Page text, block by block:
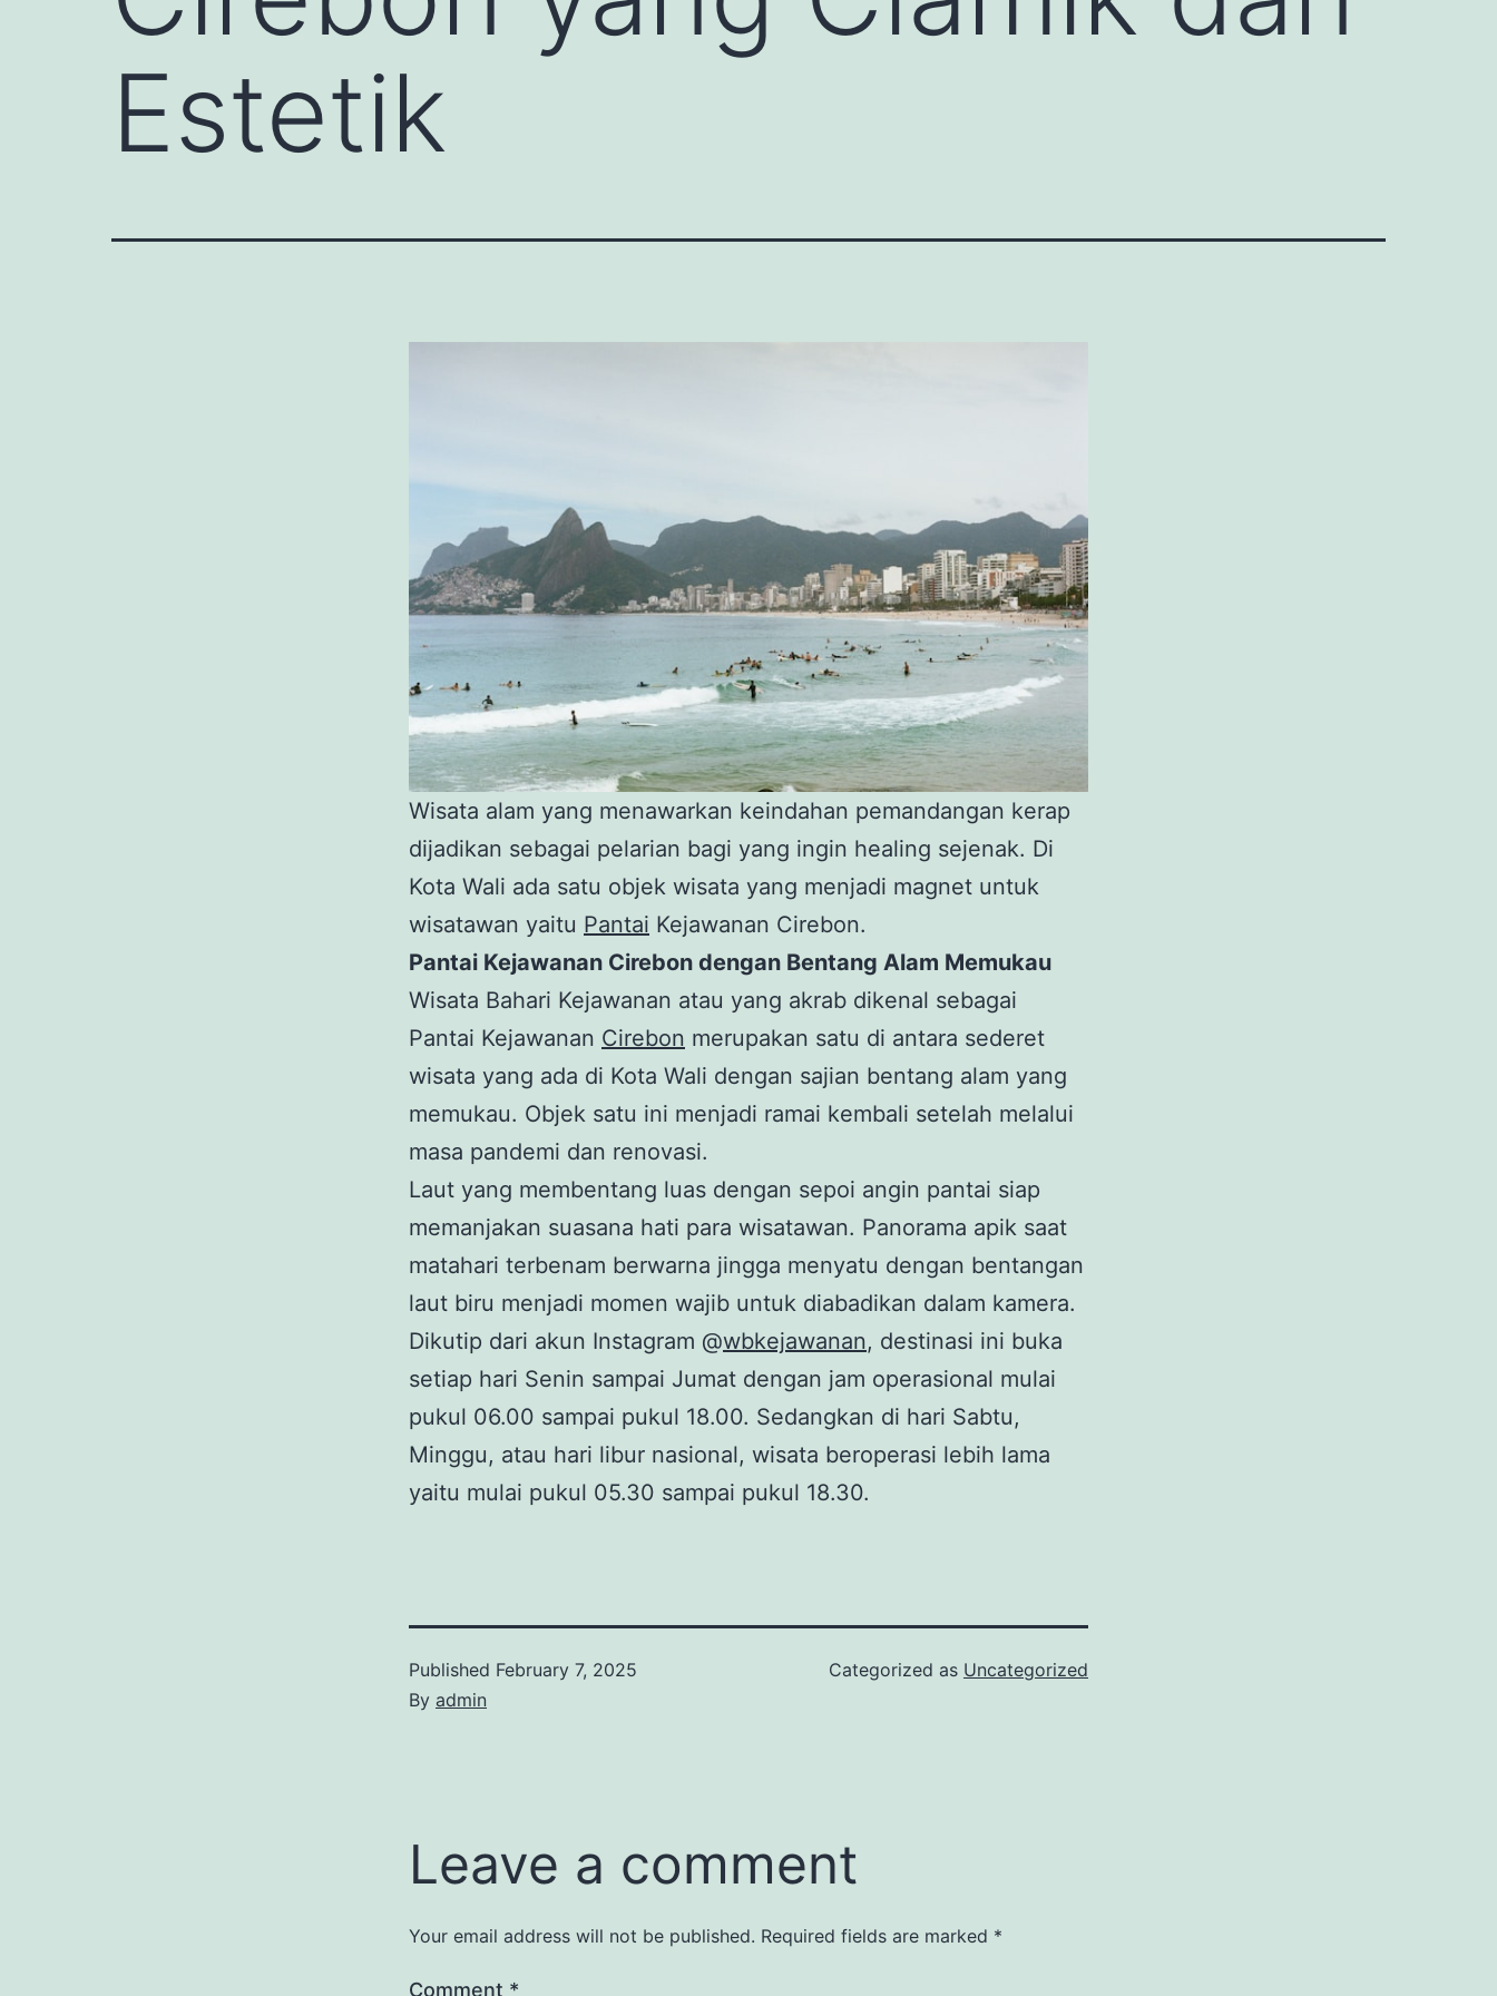
Estetik
Wisata alam yang menawarkan keindahan pemandangan kerap
dijadikan sebagai pelarian bagi yang ingin healing sejenak. Di
Kota Wali ada satu objek wisata yang menjadi magnet untuk
wisatawan yaitu Pantai Kejawanan Cirebon.
Pantai Kejawanan Cirebon dengan Bentang Alam Memukau
Wisata Bahari Kejawanan atau yang akrab dikenal sebagai
Pantai Kejawanan Cirebon merupakan satu di antara sederet
wisata yang ada di Kota Wali dengan sajian bentang alam yang
memukau. Objek satu ini menjadi ramai kembali setelah melalui
masa pandemi dan renovasi.
Laut yang membentang luas dengan sepoi angin pantai siap
memanjakan suasana hati para wisatawan. Panorama apik saat
matahari terbenam berwarna jingga menyatu dengan bentangan
laut biru menjadi momen wajib untuk diabadikan dalam kamera.
Dikutip dari akun Instagram @wbkejawanan, destinasi ini buka
setiap hari Senin sampai Jumat dengan jam operasional mulai
pukul 06.00 sampai pukul 18.00. Sedangkan di hari Sabtu,
Minggu, atau hari libur nasional, wisata beroperasi lebih lama
yaitu mulai pukul 05.30 sampai pukul 18.30.
Published February 7, 2025
By admin
Categorized as Uncategorized
Leave a comment
Your email address will not be published. Required fields are marked *
Comment *